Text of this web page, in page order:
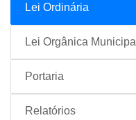
Lei Ordinária
Lei Orgânica Municipal
Portaria
Relatórios